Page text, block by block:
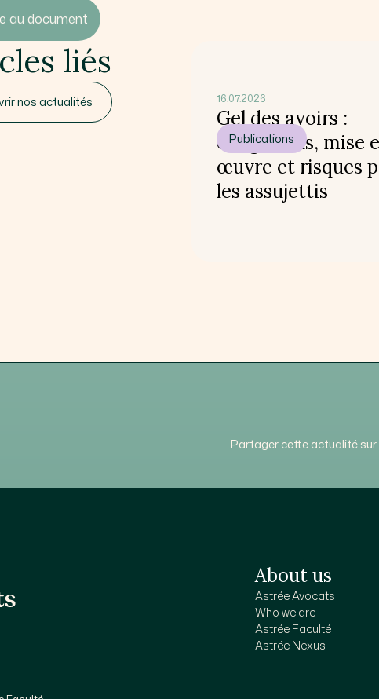
au document
liés
nos actualités 16.07.2026
Gel des avoirs :
obligations, mise
œuvre et risques
les assujettis
Publications
Partager cette actualité sur
About us
Astrée Avocats
Who we are
Astrée Faculté
Astrée Nexus